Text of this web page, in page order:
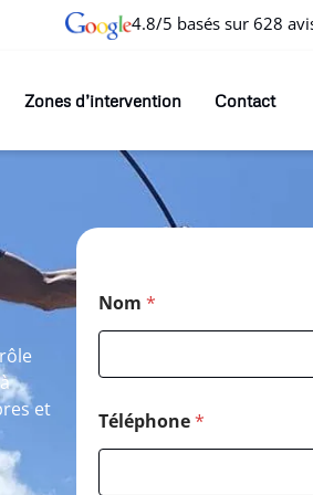
4.8/5 basés sur 628
Zones d’intervention Contact
et
Nom *
Téléphone*